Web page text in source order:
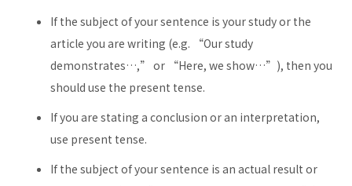
If the subject of your sentence is your study or the
article you are writing (e.g. “Our study
demonstrates…,” or “Here, we show…”), then you
should use the present tense.
If you are stating a conclusion or an interpretation,
use present tense.
If the subject of your sentence is an actual result or